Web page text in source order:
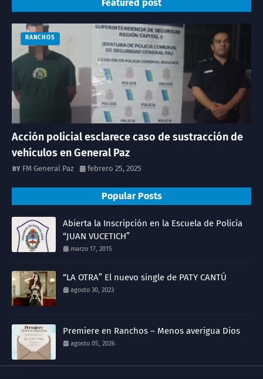
Featured post
RANCHOS
Acción policial esclarece caso de sustracción de
vehículos en General Paz
FM General Paz febrero 25, 2025
Popular Posts
Abierta la Inscripción en la Escuela de Policía
“JUAN VUCETICH”
marzo 17, 2015
“LA OTRA” El nuevo single de PATY CANTÚ
agosto 30, 2023
Premiere en Ranchos – Menos averigua Dios
agosto 05, 2026